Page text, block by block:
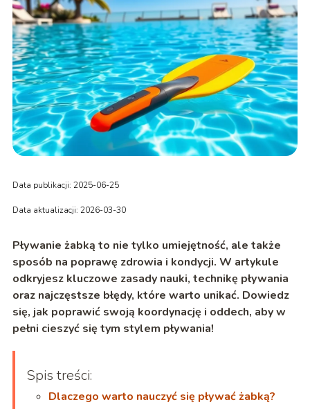
Data publikacji: 2025-06-25
Data aktualizacji: 2026-03-30
Pływanie żabką to nie tylko umiejętność, ale także
sposób na poprawę zdrowia i kondycji. W artykule
odkryjesz kluczowe zasady nauki, technikę pływania
oraz najczęstsze błędy, które warto unikać. Dowiedz
się, jak poprawić swoją koordynację i oddech, aby w
pełni cieszyć się tym stylem pływania!
Spis treści:
Dlaczego warto nauczyć się pływać żabką?